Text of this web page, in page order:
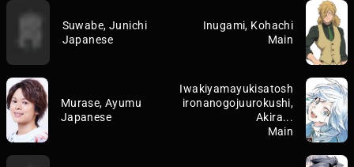
Suwabe, Junichi
Japanese
Inugami, Kohachi
Main
Murase, Ayumu
Japanese
Iwakiyamayukisatosh
ironanogojuurokushi,
Akira...
Main